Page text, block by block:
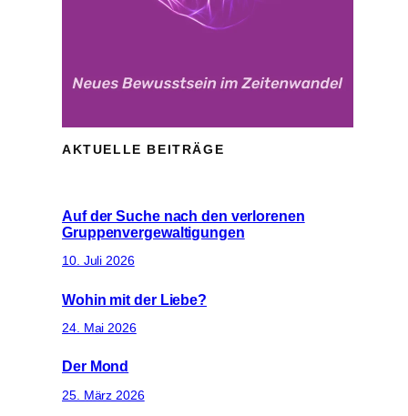
AKTUELLE BEITRÄGE
Auf der Suche nach den verlorenen
Gruppenvergewaltigungen
10. Juli 2026
Wohin mit der Liebe?
24. Mai 2026
Der Mond
25. März 2026